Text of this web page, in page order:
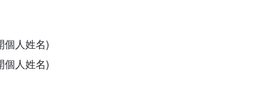
個人姓名)
個人姓名)